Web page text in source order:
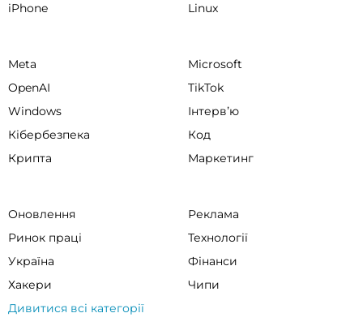
iPhone
Linux
Meta
Microsoft
OpenAI
TikTok
Windows
Інтервʼю
Кібербезпека
Код
Крипта
Маркетинг
Оновлення
Реклама
Ринок праці
Технології
Україна
Фінанси
Хакери
Чипи
Дивитися всі категорії